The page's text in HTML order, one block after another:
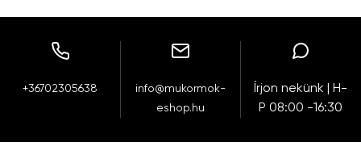
+36702305638
info@mukormok-
eshop.hu
Írjon nekünk | H-
P 08:00 -16:30